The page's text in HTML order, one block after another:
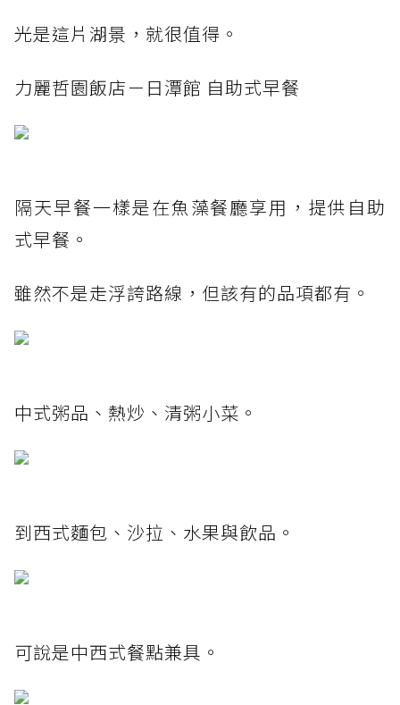
光是這片湖景，就很值得。
力麗哲園飯店－日潭館 自助式早餐
隔天早餐一樣是在魚藻餐廳享用，提供自助
式早餐。
雖然不是走浮誇路線，但該有的品項都有。
中式粥品、熱炒、清粥小菜。
到西式麵包、沙拉、水果與飲品。
可說是中西式餐點兼具。